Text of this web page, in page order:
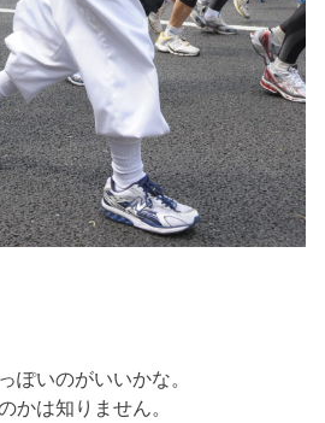
ぽいのがいいかな。
かは知りません。